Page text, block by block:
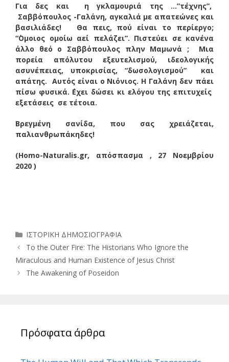
Για δες και η γκλαμουριά της …”τέχνης”,
Σαββόπουλος -Γαλάνη, αγκαλιά με απατεώνες και
βασιλιάδες! Θα πεις, πού είναι το περίεργο;
“΄Ομοιος ομοίω αεί πελάζει”. Πιστεύει σε κανένα
άλλο θεό ο Σαββόπουλος πλην Μαμωνά ; Μια
πορεία απόλυτου εξευτελισμού, ιδεολογικής
ασυνέπειας, υποκρισίας, “δωσολογισμού” και
απάτης. Αυτός είναι ο Νιόνιος. Η Γαλάνη δεν πάει
πίσω φυσικά. ΄Εχει δώσει κι ελόγου της επιτυχείς
εξετάσεις σε τέτοια.
Βρεγμένη σανίδα, που σας χρειάζεται,
παλιανθρωπάκηδες!
(Homo-Naturalis.gr, απόσπασμα , 27 Νοεμβρίου
2020 )
Κατηγορίες
ΙΣΤΟΡΙΚΗ ΔΗΜΟΣΙΟΓΡΑΦΙΑ
To the Outer Fire: The Historians Who Ignore the
Miraculous and Human Existence of Jesus Christ
The Awakening of Poseidon
Πρόσφατα άρθρα